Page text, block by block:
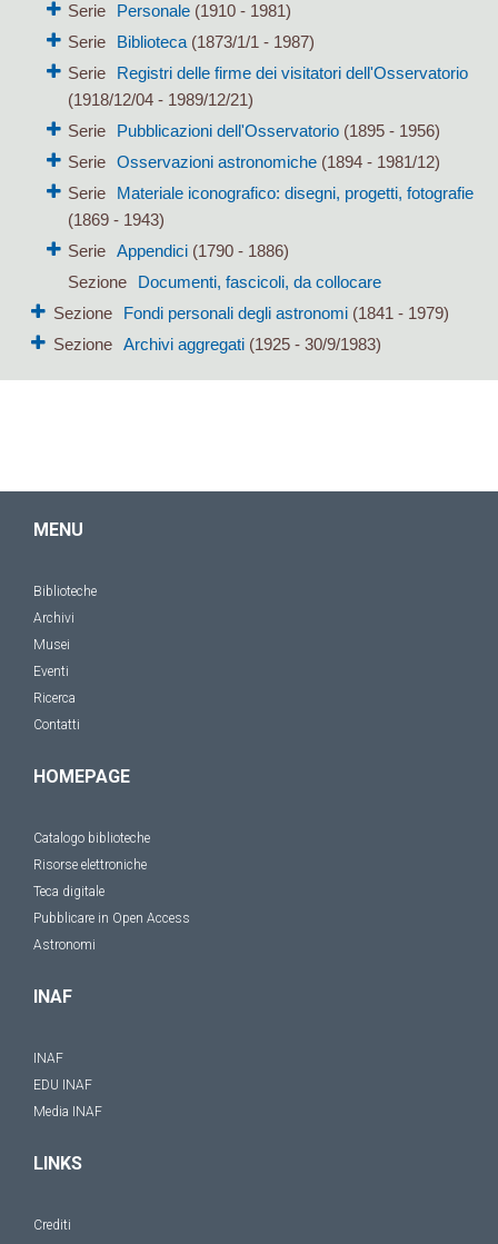
Serie
Personale(1910 - 1981)
Serie
Biblioteca(1873/1/1 - 1987)
Serie
Registri delle firme dei visitatori dell'Osservatorio
(1918/12/04 - 1989/12/21)
Serie
Pubblicazioni dell'Osservatorio(1895 - 1956)
Serie Osservazioni astronomiche(1894 - 1981/12)
Serie
Materiale iconografico: disegni, progetti, fotografie
(1869 - 1943)
Serie Appendici(1790 - 1886)
Sezione
Documenti, fascicoli, da collocare
Sezione
Fondi personali degli astronomi(1841 - 1979)
Sezione
Archivi aggregati(1925 - 30/9/1983)
MENU
Biblioteche
Archivi
Musei
Eventi
Ricerca
Contatti
HOMEPAGE
Catalogo biblioteche
Risorse elettroniche
Teca digitale
Pubblicare in Open Access
Astronomi
INAF
INAF
EDU INAF
Media INAF
LINKS
Crediti